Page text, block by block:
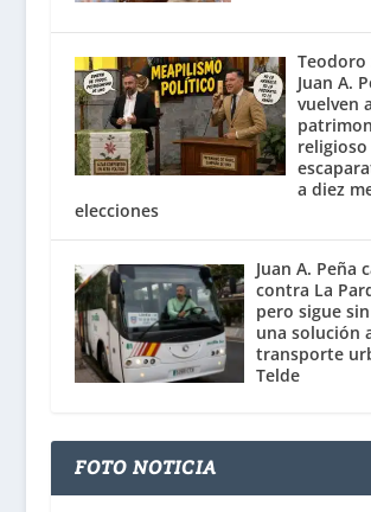
Teodoro
Juan A.
vuelven
a diez
elecciones
Juan A. Peña
contra La
pero sigue
una solución
transporte
Telde
FOTO NOTICIA